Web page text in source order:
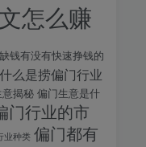
怎么赚
钱有没有快速挣钱的
什么是捞偏门行业
揭秘 偏门生意是什
门行业的市
业种类 偏门都有